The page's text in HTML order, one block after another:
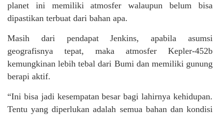
planet ini memiliki atmosfer walaupun belum bisa
dipastikan terbuat dari bahan apa.
Masih dari pendapat Jenkins, apabila asumsi
geografisnya tepat, maka atmosfer Kepler-452b
kemungkinan lebih tebal dari Bumi dan memiliki gunung
berapi aktif.
“Ini bisa jadi kesempatan besar bagi lahirnya kehidupan.
Tentu yang diperlukan adalah semua bahan dan kondisi